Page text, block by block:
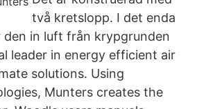
två kretslopp. I det enda
den in luft från krypgrunden
leader in energy efficient air
solutions. Using
Munters creates the